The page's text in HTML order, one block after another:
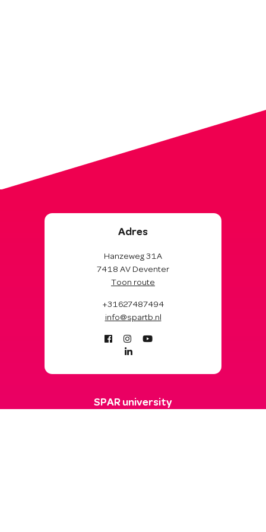
Adres
Hanzeweg 31A
7418 AV Deventer
Toon route
+31627487494
info@spartb.nl
SPAR university